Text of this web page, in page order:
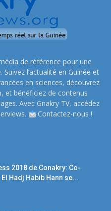
de référence pour une
l’actualité en Guinée et
en sciences, découvrez
et bénéficiez de contenus
Avec Gnakry TV, accédez
Contactez-nous !
2018 de Conakry: Co-
Hadj Habib Hann se...